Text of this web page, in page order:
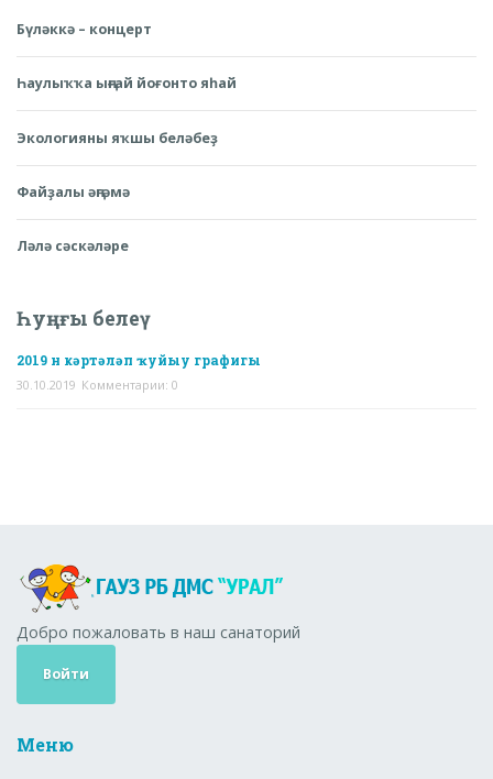
Бүләккә – концерт
Һаулыҡҡа ыңғай йоғонто яһай
Экологияны яҡшы беләбеҙ
Файҙалы әңгәмә
Ләлә сәскәләре
Һуңғы белеү
2019 н кәртәләп ҡуйыу графигы
30.10.2019 Комментарии: 0
Добро пожаловать в наш санаторий
Войти
Меню